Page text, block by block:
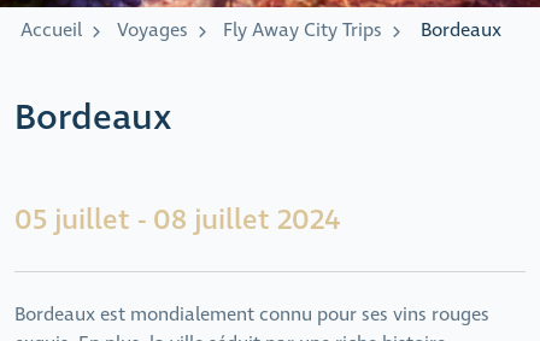
Accueil Voyages Fly Away City Trips Bordeaux
Bordeaux
05 juillet - 08 juillet 2024
Bordeaux est mondialement connu pour ses vins rouges